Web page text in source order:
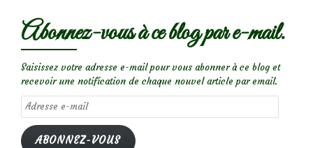
Abonnez-vous à ce blog par e-mail.
Saisissez votre adresse e-mail pour vous abonner à ce blog et
recevoir une notification de chaque nouvel article par email.
Adresse
e-
mail
ABONNEZ-VOUS